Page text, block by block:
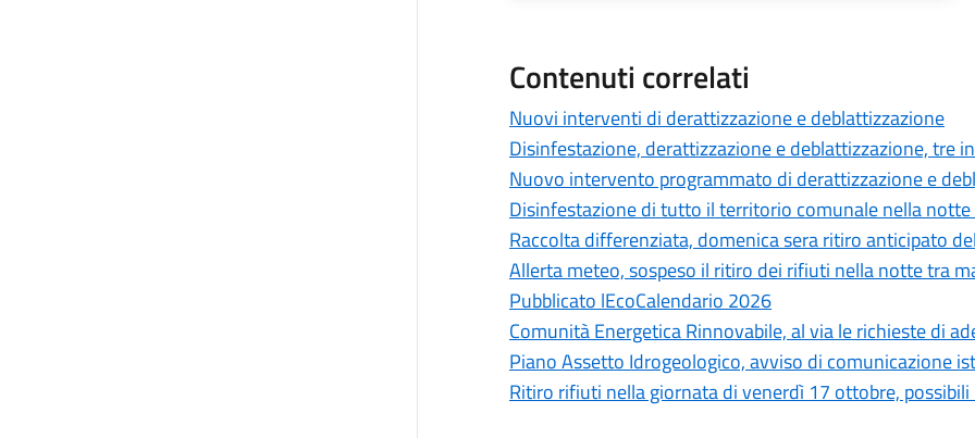
Contenuti correlati
Nuovi interventi di derattizzazione e deblattizzazione
Disinfestazione, derattizzazione e deblattizzazione, tre
Nuovo intervento programmato di derattizzazione e
Disinfestazione di tutto il territorio comunale nella
Raccolta differenziata, domenica sera ritiro anticipato
Allerta meteo, sospeso il ritiro dei rifiuti nella notte tra
Pubblicato lEcoCalendario 2026
Comunità Energetica Rinnovabile, al via le richieste di
Piano Assetto Idrogeologico, avviso di comunicazione
Ritiro rifiuti nella giornata di venerdì 17 ottobre,